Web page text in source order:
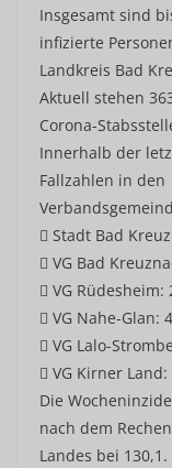
Insgesamt sind
infizierte
Landkreis Bad
Aktuell stehen
Corona-
Innerhalb der
Fallzahlen in den
 Stadt Bad
 VG Bad
 VG Rüdesheim:
 VG Nahe-Glan:
 VG Lalo-
 VG Kirner Land:
Die
nach dem
Landes bei 130,1.